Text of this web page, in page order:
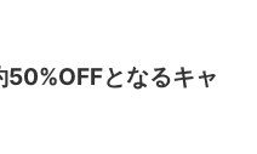
となるキャ